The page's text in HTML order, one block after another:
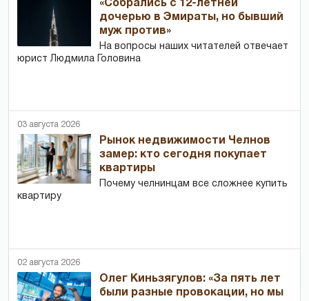
«Собрались с 12-летней
дочерью в Эмираты, но бывший
муж против»
На вопросы наших читателей отвечает
юрист Людмила Головина
03 августа 2026
Рынок недвижимости Челнов
замер: кто сегодня покупает
квартиры
Почему челнинцам все сложнее купить
квартиру
02 августа 2026
Олег Киньзягулов: «За пять лет
были разные провокации, но мы